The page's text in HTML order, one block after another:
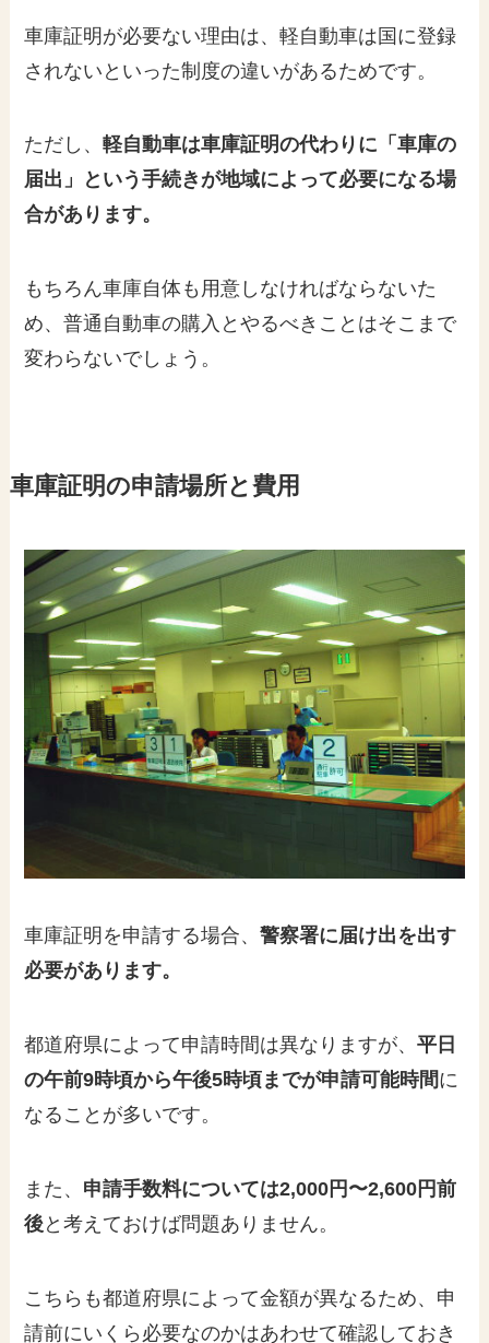
車庫証明が必要ない理由は、軽自動車は国に登録
されないといった制度の違いがあるためです。
ただし、軽自動車は車庫証明の代わりに「車庫の
届出」という手続きが地域によって必要になる場
合があります。
もちろん車庫自体も用意しなければならないた
め、普通自動車の購入とやるべきことはそこまで
変わらないでしょう。
車庫証明の申請場所と費用
車庫証明を申請する場合、警察署に届け出を出す
必要があります。
都道府県によって申請時間は異なりますが、平日
の午前9時頃から午後5時頃までが申請可能時間に
なることが多いです。
また、 申請手数料については2,000円〜2,600円前
後と考えておけば問題ありません。
こちらも都道府県によって金額が異なるため、申
請前にいくら必要なのかはあわせて確認しておき